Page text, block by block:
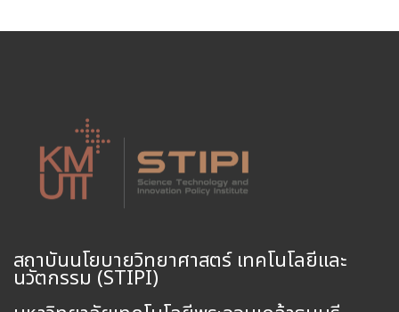
สถาบันนโยบายวิทยาศาสตร์ เทคโนโลยีและ
นวัตกรรม (STIPI)